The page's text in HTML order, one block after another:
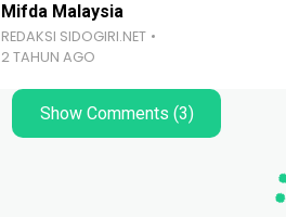
Mifda Malaysia
REDAKSI SIDOGIRI.NET
2 TAHUN AGO
Show Comments (3)